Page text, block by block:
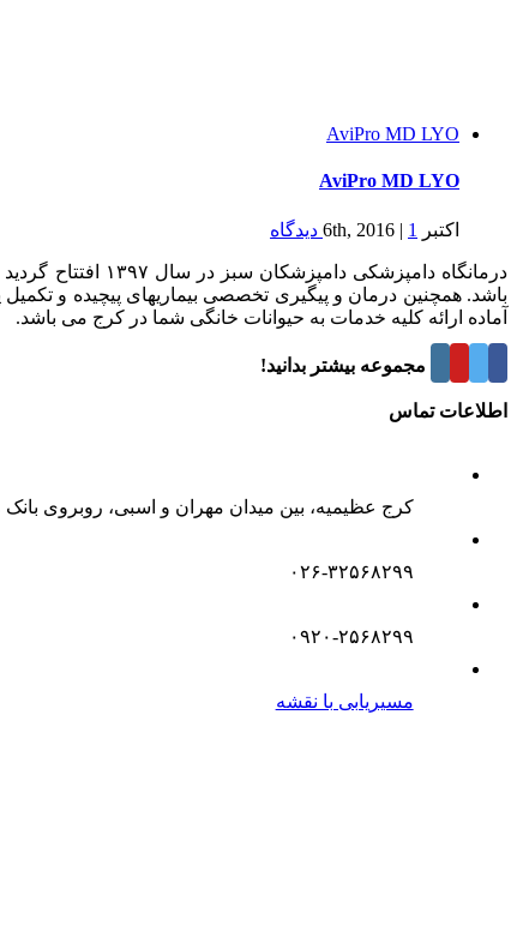
AviPro MD LYO
AviPro MD LYO
اکتبر 6th, 2016 | 1 ديدگاه
درمانگاه
باشد. همچنین درمان و پیگیری تخصصی بیماریهای پیچیده و
آماده ارائه کلیه خدمات به حیوانات خانگی شما در کرج می باشد.
درباره این مجموعه بیشتر بدانید!
اطلاعات تماس
کرج عظیمیه، بین میدان مهران و اسبی، روبروی
۰۲۶-۳۲۵۶۸۲۹۹
۰۹۲۰-۲۵۶۸۲۹۹
مسیریابی با نقشه